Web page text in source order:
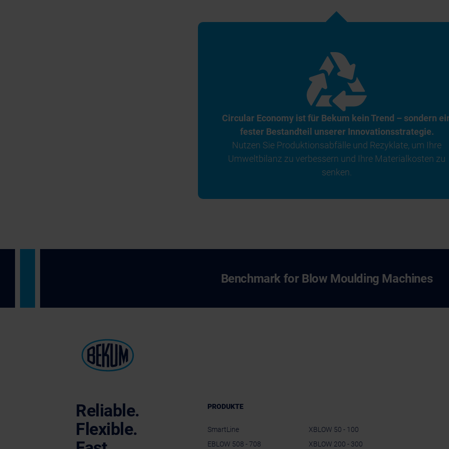
Circular Economy ist für Bekum kein Trend – sondern
fester Bestandteil unserer Innovationsstrategie.
Nutzen Sie Produktionsabfälle und Rezyklate, um Ihre
Umweltbilanz zu verbessern und Ihre Materialkosten zu
senken.
Benchmark for Blow Moulding Machines
Reliable.
Flexible.
PRODUKTE
SmartLine
EBLOW 508 - 708
XBLOW 50 - 100
XBLOW 200 - 300